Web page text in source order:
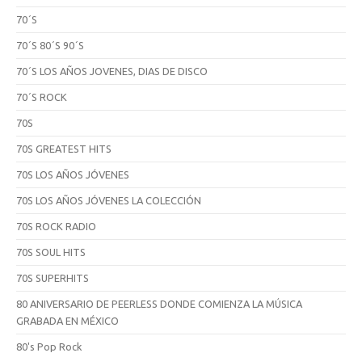
70´S
70´S 80´S 90´S
70´S LOS AÑOS JOVENES, DIAS DE DISCO
70´S ROCK
70S
70S GREATEST HITS
70S LOS AÑOS JÓVENES
70S LOS AÑOS JÓVENES LA COLECCIÓN
70S ROCK RADIO
70S SOUL HITS
70S SUPERHITS
80 ANIVERSARIO DE PEERLESS DONDE COMIENZA LA MÚSICA
GRABADA EN MÉXICO
80's Pop Rock